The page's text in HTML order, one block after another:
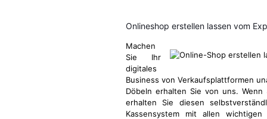
Onlineshop erstellen lassen vom
Machen
Sie Ihr
digitales
Business von Verkaufsplattformen
Döbeln erhalten Sie von uns.
erhalten Sie diesen
Kassensystem mit allen